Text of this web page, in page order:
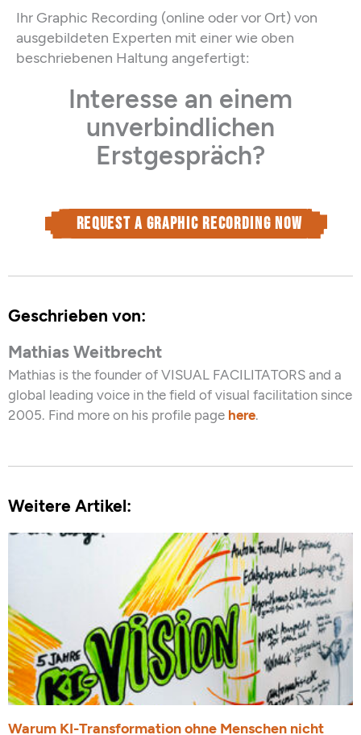
Ihr Graphic Recording (online oder vor Ort) von
ausgebildeten Experten mit einer wie oben
beschriebenen Haltung angefertigt:
Interesse an einem
unverbindlichen
Erstgespräch?
Request a graphic recording now
Geschrieben von:
Mathias Weitbrecht
Mathias is the founder of VISUAL FACILITATORS and a
global leading voice in the field of visual facilitation since
2005. Find more on his profile page here.
Weitere Artikel:
Warum KI-Transformation ohne Menschen nicht